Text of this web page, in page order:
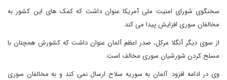
سخنگوی شورای امنیت ملی آمریکا عنوان داشت که کمک های این کشور به
مخالفان سوری افزایش پیدا می کند.
از سوی دیگر آنگلا مرکل، صدر اعظم آلمان عنوان داشت که کشورش همچنان با
مسلح کردن شورشیان سوری مخالف است.
وی در ادامه افزود: آلمان به سوریه سلاح ارسال نمی کند و به مخالفان سوری